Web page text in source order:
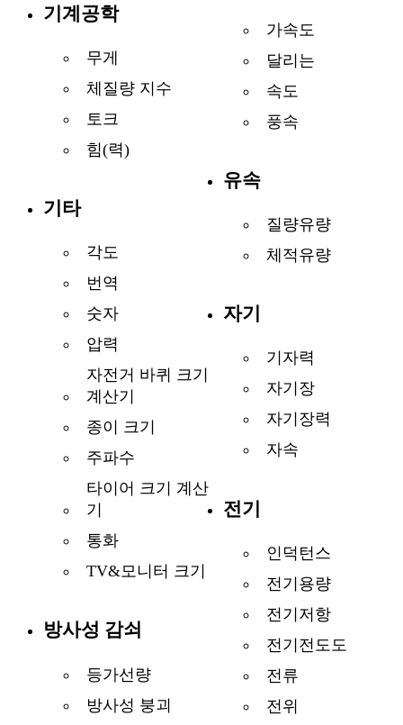
기계공학
무게
체질량 지수
토크
힘(력)
기타
각도
번역
숫자
압력
자전거 바퀴 크기
계산기
종이 크기
주파수
타이어 크기 계산
기
통화
TV&모니터 크기
방사성 감쇠
등가선량
방사성 붕괴
가속도
달리는
속도
풍속
유속
질량유량
체적유량
자기
기자력
자기장
자기장력
자속
전기
인덕턴스
전기용량
전기저항
전기전도도
전류
전위